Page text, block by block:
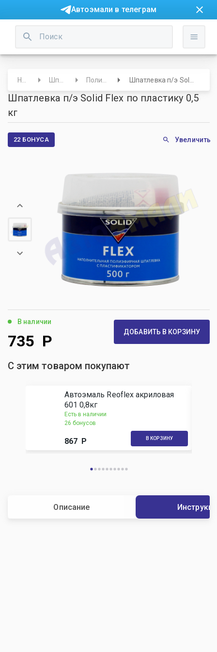
Автоэмали в телеграм
Шпатлевка п/э Solid Flex по пластику 0,5
кг
22 БОНУСА Увеличить
В наличии
735 Р ДОБАВИТЬ В КОРЗИНУ
С этим товаром покупают
Автоэмаль Reoflex акриловая
601 0,8кг
Есть в наличии
26 бонусов
867 Р В КОРЗИНУ
Описание